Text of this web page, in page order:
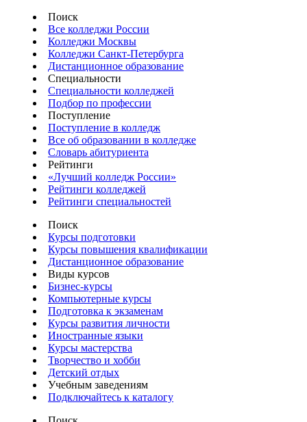
Поиск
Все колледжи России
Колледжи Москвы
Колледжи Санкт-Петербурга
Дистанционное образование
Специальности
Специальности колледжей
Подбор по профессии
Поступление
Поступление в колледж
Все об образовании в колледже
Словарь абитуриента
Рейтинги
«Лучший колледж России»
Рейтинги колледжей
Рейтинги специальностей
Поиск
Курсы подготовки
Курсы повышения квалификации
Дистанционное образование
Виды курсов
Бизнес-курсы
Компьютерные курсы
Подготовка к экзаменам
Курсы развития личности
Иностранные языки
Курсы мастерства
Творчество и хобби
Детский отдых
Учебным заведениям
Подключайтесь к каталогу